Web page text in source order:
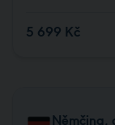
5 699 Kč
Němčina,